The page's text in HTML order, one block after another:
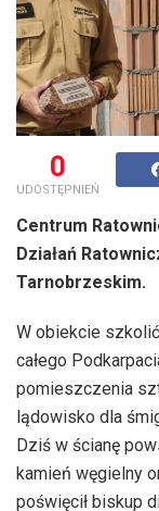
0
UDOSTĘPNIEŃ
Centrum
Działań
Tarnobrzeskim.
W obiekcie
całego
pomieszczenia
lądowisko dla
Dziś w ścianę
kamień węgielny
poświęcił biskup